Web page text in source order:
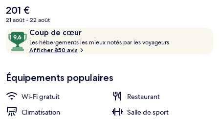
Nishiki et Rue Shijō se trouvent par ailleurs à moins de 10 minutes à
pied. Les autres voyageurs adorent le personnel attentionné et
l'emplacement. L'hébergement se situe à une très courte distance à
pied des transports publics : Station de métro Sanjō Keihan se
trouve à 7 min et Gare de Shiyakusho-mae, à 9 min.
Le
prix
est
de
201 €.
201 €
21 août - 22 août
Avis
voyageurs
Coup de cœur
9,6
sur
10,
cœur
Les hébergements les mieux notés par les voyageurs
Afficher 850 avis
Équipements populaires
Wi-Fi gratuit
Restaurant
Climatisation
Salle de sport